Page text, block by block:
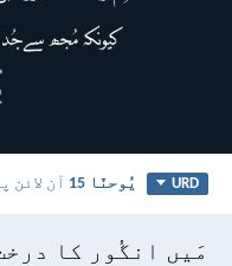
URD یُوحنّا 15 آن لائن
مَیں انگُور کا